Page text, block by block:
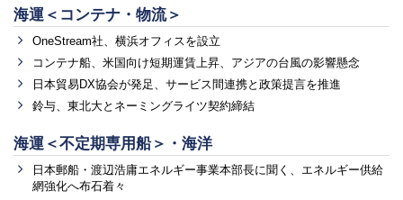
海運＜コンテナ・物流＞
OneStream社、横浜オフィスを設立
コンテナ船、米国向け短期運賃上昇、アジアの台風の影響懸念
日本貿易DX協会が発足、サービス間連携と政策提言を推進
鈴与、東北大とネーミングライツ契約締結
海運＜不定期専用船＞・海洋
日本郵船・渡辺浩庸エネルギー事業本部長に聞く、エネルギー供給
網強化へ布石着々